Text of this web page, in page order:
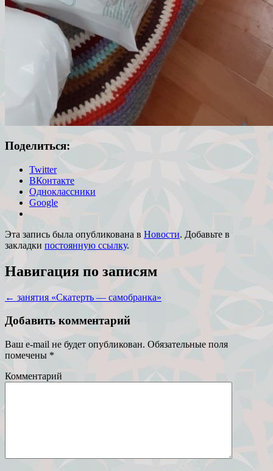
Поделиться:
Twitter
ВКонтакте
Одноклассники
Google
Эта запись была опубликована в Новости. Добавьте в
закладки постоянную ссылку.
Навигация по записям
← занятия «Скатерть — самобранка»
Добавить комментарий
Ваш e-mail не будет опубликован. Обязательные поля
помечены *
Комментарий